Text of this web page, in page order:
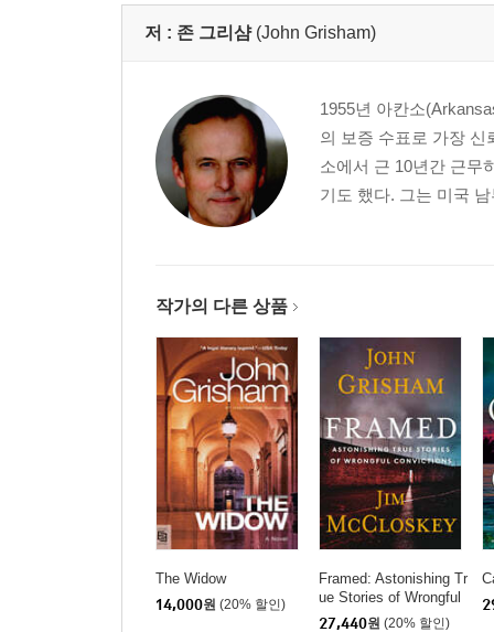
저 : 존 그리샴 (John Grisham)
1955년 아칸소
의 보증 수표로 가장 신
소에서 근 10년간 근무
기도 했다. 그는 미국
작가의 다른 상품
The Widow
14,000원 (20% 할인)
Framed: Astonishing Tr
ue Stories of Wrongful
Convictions
27,440원 (20% 할인)